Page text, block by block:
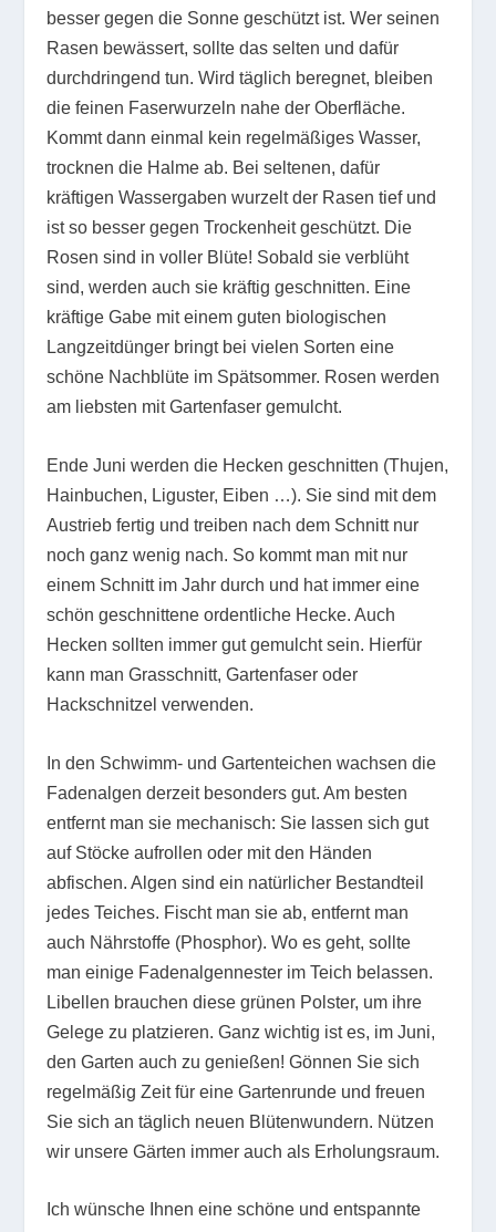
besser gegen die Sonne geschützt ist. Wer seinen
Rasen bewässert, sollte das selten und dafür
durchdringend tun. Wird täglich beregnet, bleiben
die feinen Faserwurzeln nahe der Oberfläche.
Kommt dann einmal kein regelmäßiges Wasser,
trocknen die Halme ab. Bei seltenen, dafür
kräftigen Wassergaben wurzelt der Rasen tief und
ist so besser gegen Trockenheit geschützt. Die
Rosen sind in voller Blüte! Sobald sie verblüht
sind, werden auch sie kräftig geschnitten. Eine
kräftige Gabe mit einem guten biologischen
Langzeitdünger bringt bei vielen Sorten eine
schöne Nachblüte im Spätsommer. Rosen werden
am liebsten mit Gartenfaser gemulcht.
Ende Juni werden die Hecken geschnitten (Thujen,
Hainbuchen, Liguster, Eiben …). Sie sind mit dem
Austrieb fertig und treiben nach dem Schnitt nur
noch ganz wenig nach. So kommt man mit nur
einem Schnitt im Jahr durch und hat immer eine
schön geschnittene ordentliche Hecke. Auch
Hecken sollten immer gut gemulcht sein. Hierfür
kann man Grasschnitt, Gartenfaser oder
Hackschnitzel verwenden.
In den Schwimm- und Gartenteichen wachsen die
Fadenalgen derzeit besonders gut. Am besten
entfernt man sie mechanisch: Sie lassen sich gut
auf Stöcke aufrollen oder mit den Händen
abfischen. Algen sind ein natürlicher Bestandteil
jedes Teiches. Fischt man sie ab, entfernt man
auch Nährstoffe (Phosphor). Wo es geht, sollte
man einige Fadenalgennester im Teich belassen.
Libellen brauchen diese grünen Polster, um ihre
Gelege zu platzieren. Ganz wichtig ist es, im Juni,
den Garten auch zu genießen! Gönnen Sie sich
regelmäßig Zeit für eine Gartenrunde und freuen
Sie sich an täglich neuen Blütenwundern. Nützen
wir unsere Gärten immer auch als Erholungsraum.
Ich wünsche Ihnen eine schöne und entspannte